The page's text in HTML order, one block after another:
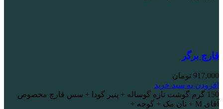
قارچ برگر
917,000 تومان
افزودن به سبد خرید
150 گرم گوشت تازه گوساله + پنیر گودا + سس قارچ مخصوص
آقای M + نان مک + گوجه +